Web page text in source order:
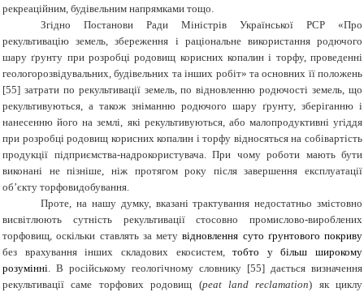
рекреаційним, будівельним напрямками тощо.
Згідно Постанови Ради Міністрів Української РСР «Про
рекультивацію земель, збереження і раціональне використання родючого
шару ґрунту при розробці родовищ корисних копалин і торфу, проведенні
геологорозвідувальних, будівельних та інших робіт» та основних її положень
[55] затрати по рекультивації земель, по відновленню родючості земель, що
рекультивуються, а також зніманню родючого шару ґрунту, зберіганню і
нанесенню його на землі, які рекультивуються, або малопродуктивні угіддя
при розробці родовищ корисних копалин і торфу відносяться на собівартість
продукції підприємства-надрокористувача. При чому роботи мають бути
виконані не пізніше, ніж протягом року після завершення експлуатації
об’єкту торфовидобування.
Проте, на нашу думку, вказані трактування недостатньо змістовно
висвітлюють сутність рекультивації стосовно промислово-вироблених
торфовищ, оскільки ставлять за мету відновлення суто ґрунтового покриву
без врахування інших складових екосистем,тобто у більш широкому
розумінні. В російському геологічному словнику [55] дається визначення
рекультивації саме торфових родовищ (рeat land reclamation) як циклу